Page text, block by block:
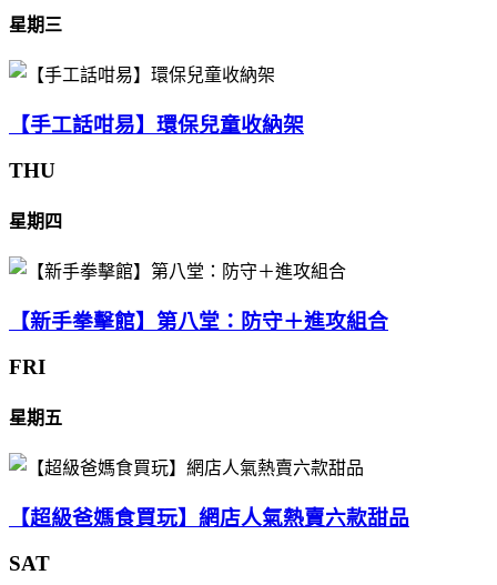
星期三
【手工話咁易】環保兒童收納架
THU
星期四
【新手拳擊館】第八堂：防守＋進攻組合
FRI
星期五
【超級爸媽食買玩】網店人氣熱賣六款甜品
SAT